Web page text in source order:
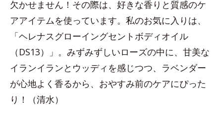
欠かせません！その際は、好きな香りと質感のケ
アアイテムを使っています。私のお気に入りは、
「ヘレナスグローイングセントボディオイル
（DS13）」。みずみずしいローズの中に、甘美な
イランイランとウッディを感じつつ、ラベンダー
が心地よく香るから、おやすみ前のケアにぴった
り！（清水）